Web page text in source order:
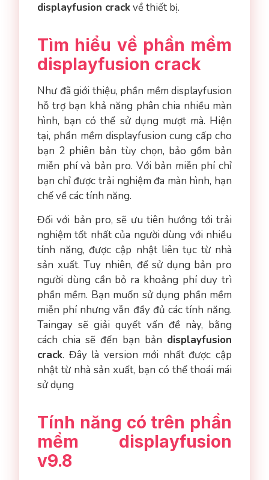
displayfusion crackvề thiết bị.
Tìm hiểu về phần mềm
displayfusion crack
Như đã giới thiệu, phần mềm displayfusion
hỗ trợ bạn khả năng phân chia nhiều màn
hình, bạn có thể sử dụng mượt mà. Hiện
tại, phần mềm displayfusion cung cấp cho
bạn 2 phiên bản tùy chọn, bảo gồm bản
miễn phí và bản pro. Với bản miễn phí chỉ
bạn chỉ được trải nghiệm đa màn hình, hạn
chế về các tính năng.
Đối với bản pro, sẽ ưu tiên hướng tới trải
nghiệm tốt nhất của người dùng với nhiều
tính năng, được cập nhật liên tục từ nhà
sản xuất. Tuy nhiên, để sử dụng bản pro
người dùng cần bỏ ra khoảng phí duy trì
phần mềm. Bạn muốn sử dụng phần mềm
miễn phí nhưng vẫn đầy đủ các tính năng.
Taingay sẽ giải quyết vấn đề này, bằng
cách chia sẽ đến bạn bản displayfusion
crack. Đây là version mới nhất được cập
nhật từ nhà sản xuất, bạn có thể thoái mái
sử dụng
Tính năng có trên phần
mềm displayfusion
v9.8